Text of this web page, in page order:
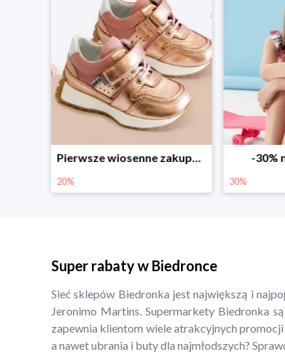
20%
-30%
30%
Super rabaty w Biedronce
Sieć sklepów Biedronka jest największą i
Jeronimo Martins. Supermarkety Biedronka
zapewnia klientom wiele atrakcyjnych
a nawet ubrania i buty dla najmłodszych?